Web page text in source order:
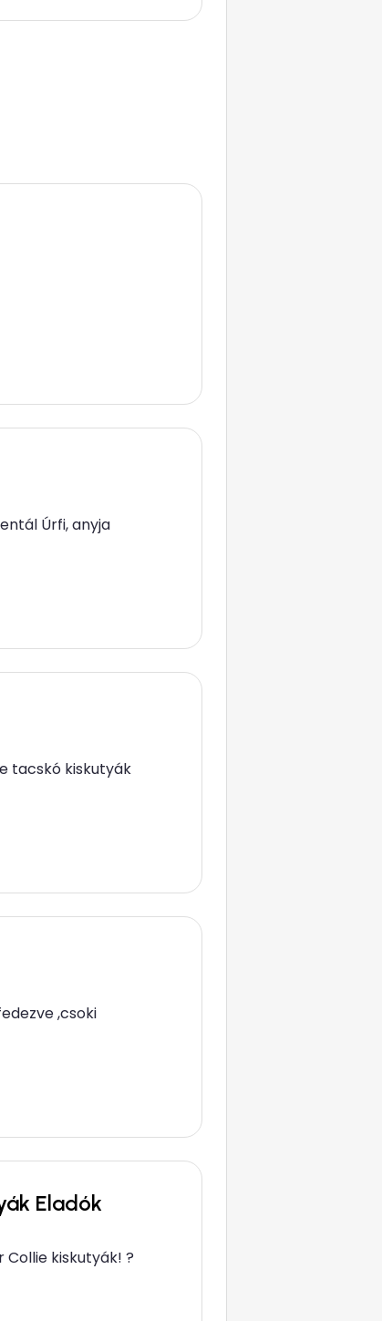
Úrfi, anyja
tacskó kiskutyák
,csoki
Eladók
kiskutyák! ?